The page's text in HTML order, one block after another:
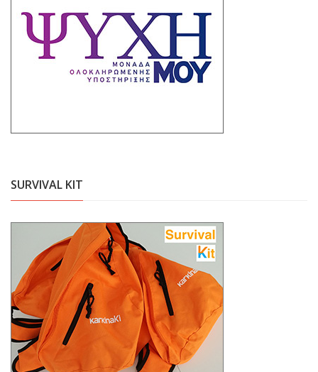
SURVIVAL KIT